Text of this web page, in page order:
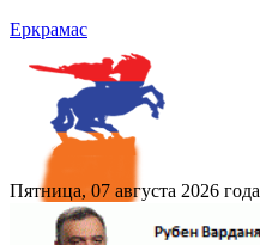
Еркрамас
Пятница, 07 августа 2026 года